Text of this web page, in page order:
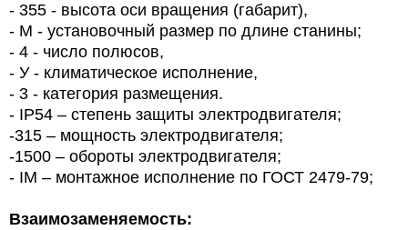
- 355 - высота оси вращения (габарит),
- M - установочный размер по длине станины;
- 4 - число полюсов,
- У - климатическое исполнение,
- 3 - категория размещения.
- IP54 – степень защиты электродвигателя;
-315 – мощность электродвигателя;
-1500 – обороты электродвигателя;
- IM – монтажное исполнение по ГОСТ 2479-79;
Взаимозаменяемость: